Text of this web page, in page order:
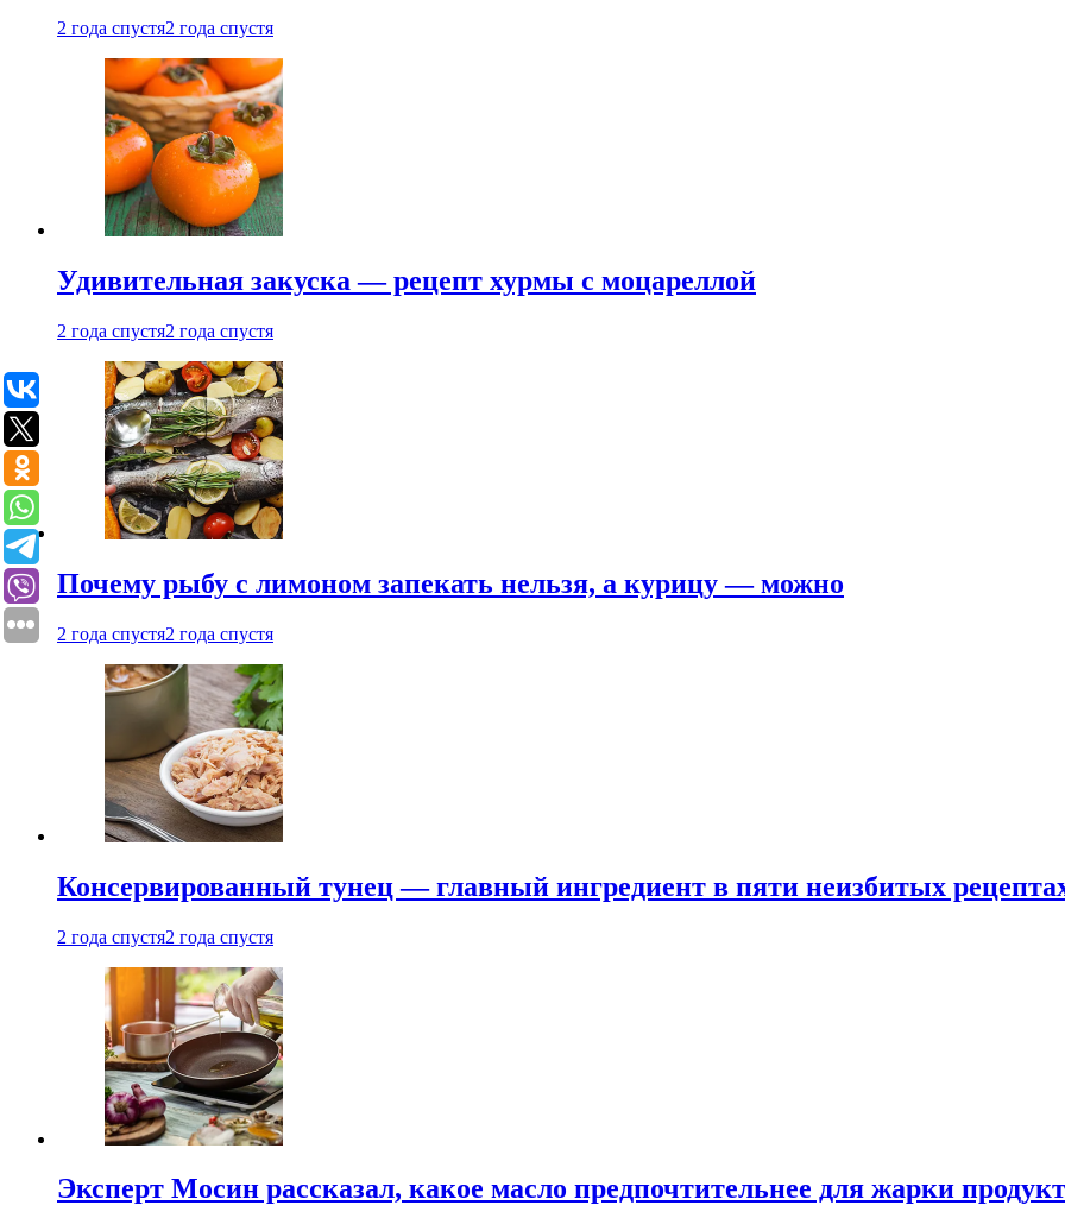
2 года спустя2 года спустя
Удивительная закуска — рецепт хурмы с моцареллой
2 года спустя2 года спустя
Почему рыбу с лимоном запекать нельзя, а курицу — можно
2 года спустя2 года спустя
Консервированный тунец — главный ингредиент в пяти неизбитых
2 года спустя2 года спустя
Эксперт Мосин рассказал, какое масло предпочтительнее для жарки